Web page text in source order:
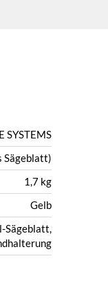
SYSTEMS
Sägeblatt)
1,7 kg
Gelb
Sägeblatt,